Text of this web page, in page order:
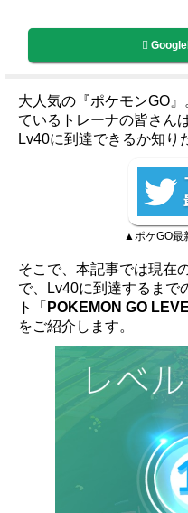
大人気の『ポケモンGO
ているトレーナの皆さん
Lv40に到達できるか知り
▲ポケGO最
そこで、本記事では現在
で、Lv40に到達するまで
ト「 POKEMON GO
をご紹介します。